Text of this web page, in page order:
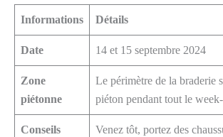
Informations Détails
Date 14 et 15 septembre 2024
Zone
piétonne
Le périmètre de la braderie
piéton pendant tout le
Conseils
Venez tôt, portez des